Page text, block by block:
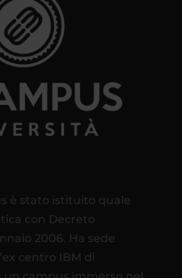
è stato istituito quale
con Decreto
2006. Ha sede
centro IBM di